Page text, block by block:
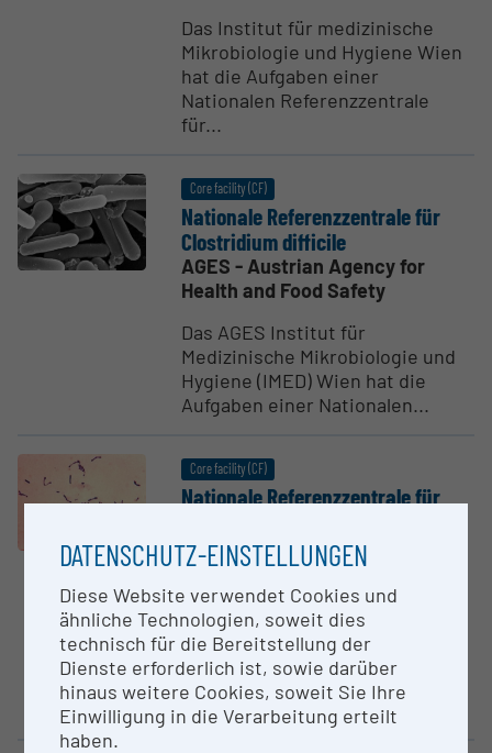
Das Institut für medizinische
Mikrobiologie und Hygiene Wien
hat die Aufgaben einer
Nationalen Referenzzentrale
für...
Core facility (CF)
Nationale Referenzzen­trale für
Clostridium difficile
AGES - Austrian Agency for
Health and Food Safety
Das AGES Institut für
Medizinische Mikrobiologie und
Hygiene (IMED) Wien hat die
Aufgaben einer Nationalen...
Core facility (CF)
Nationale Referenzzen­trale für
AGES - Austrian Agency for
Health and Food Safety
Das AGES Institut für
Medizinische Mikrobiologie und
Hygiene Wien hat die Aufgaben
einer Nationalen
Referenzzentrale...
DATENSCHUTZ-EINSTELLUNGEN
Diese Website verwendet Cookies und
ähnliche Technologien, soweit dies
technisch für die Bereitstellung der
Dienste erforderlich ist, sowie darüber
hinaus weitere Cookies, soweit Sie Ihre
Einwilligung in die Verarbeitung erteilt
haben.